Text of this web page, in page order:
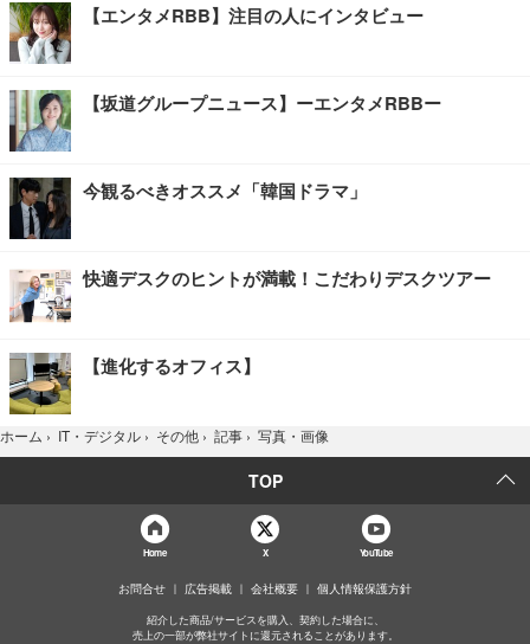
【エンタメRBB】注目の人にインタビュー
【坂道グループニュース】ーエンタメRBBー
今観るべきオススメ「韓国ドラマ」
快適デスクのヒントが満載！こだわりデスクツアー
【進化するオフィス】
ホーム › IT・デジタル › その他 › 記事 › 写真・画像
TOP
Home X YouTube
お問合せ 広告掲載 会社概要 個人情報保護方針
紹介した商品/サービスを購入、契約した場合に、
売上の一部が弊社サイトに還元されることがあります。